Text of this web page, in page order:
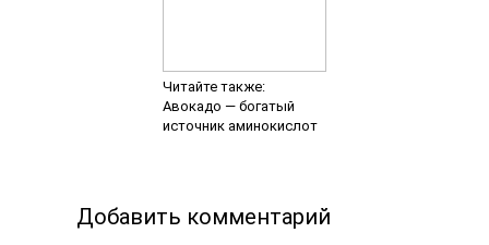
Читайте также:
Авокадо — богатый
источник аминокислот
Добавить комментарий